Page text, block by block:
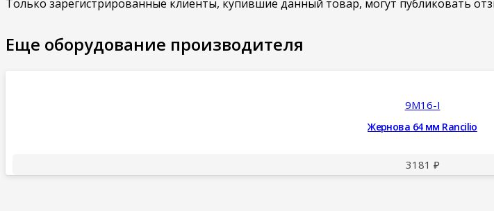
Только зарегистрированные клиенты, купившие данный товар, могут публиковать
Еще оборудование производителя
9M16-I
Жернова 64 мм Rancilio
3181 ₽